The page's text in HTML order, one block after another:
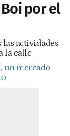
por el
las actividades
la calle
un mercado